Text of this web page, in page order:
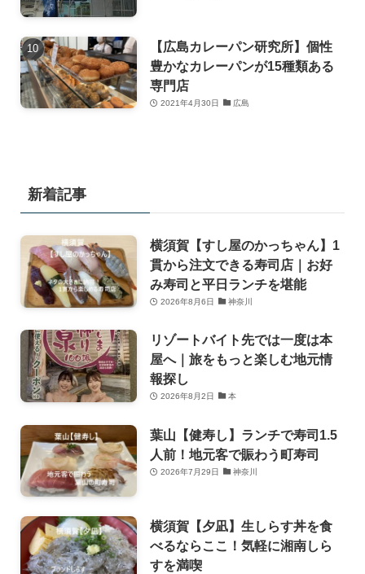
【広島カレーパン研究所】個性
豊かなカレーパンが15種類ある
専門店
2021年4月30日 広島
新着記事
横須賀【すし屋のかっちゃん】1
貫から注文できる寿司店｜お好
み寿司と平日ランチを堪能
2026年8月6日 神奈川
リゾートバイト先では一度は本
屋へ｜旅をもっと楽しむ地元情
報探し
2026年8月2日 本
葉山【健寿し】ランチで寿司1.5
人前！地元客で賑わう町寿司
2026年7月29日 神奈川
横須賀【夕凪】生しらす丼を食
べるならここ！気軽に湘南しら
すを満喫